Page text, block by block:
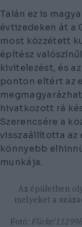
Talán ez is
évtizedeken át a
most közzétett
építész
kivitelezést, és
ponton eltért az
hivatkozott rá
Szerencsére a
visszaállította az
könnyebb
munkája.
Az épületben
melyeket a
Fotó: Flickr/